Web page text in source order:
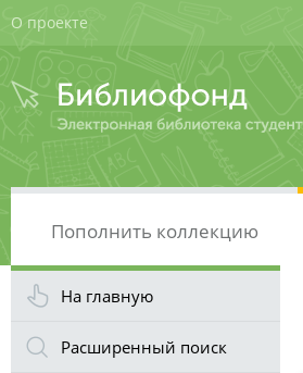
О проекте
Пополнить коллекцию
На главную
Расширенный поиск